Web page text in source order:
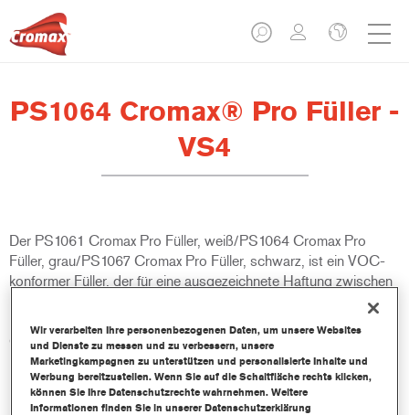
PS1064 Cromax® Pro Füller -
VS4
Der PS1061 Cromax Pro Füller, weiß/PS1064 Cromax Pro
Füller, grau/PS1067 Cromax Pro Füller, schwarz, ist ein VOC-
konformer Füller, der für eine ausgezeichnete Haftung zwischen
Basislack/Decklack und Untergrund sorgt. Der PS1061 Cromax
Cromax Pro Füller, schwarz, gehört zum Cromax Pro System,
ist einfach zu applizieren und sparsam in der Anwendung. Er
kann als Nass-in-Nass-Füller oder Schleiffüller für
Kleinschaden-, sowie Teil- und Ganzlackierungen auf
Wir verarbeiten Ihre personenbezogenen Daten, um unsere Websites
und Dienste zu messen und zu verbessern, unsere
Marketingkampagnen zu unterstützen und personalisierte Inhalte und
Werbung bereitzustellen. Wenn Sie auf die Schaltfläche rechts klicken,
können Sie Ihre Datenschutzrechte wahrnehmen. Weitere
Informationen finden Sie in unserer Datenschutzerklärung